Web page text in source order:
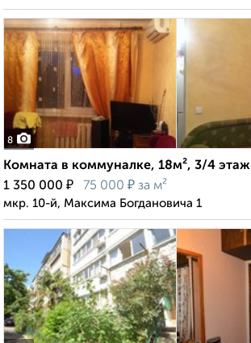
8
Комната в коммуналке, 18м², 3/4 этаж
1 350 000 ₽ 75 000 ₽ за м²
мкр. 10-й, Максима Богдановича 1